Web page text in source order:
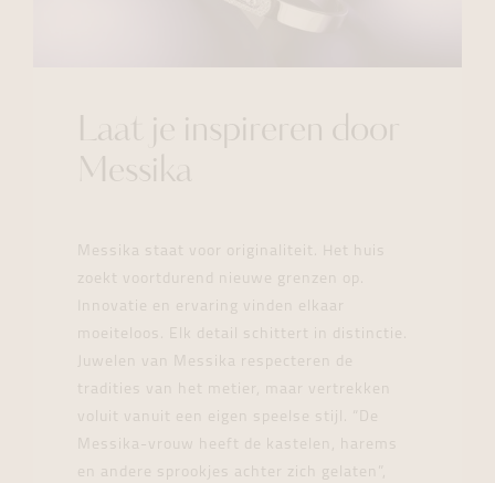
Laat je inspireren door
Messika
Messika staat voor originaliteit. Het huis
zoekt voortdurend nieuwe grenzen op.
Innovatie en ervaring vinden elkaar
moeiteloos. Elk detail schittert in distinctie.
Juwelen van Messika respecteren de
tradities van het metier, maar vertrekken
voluit vanuit een eigen speelse stijl. “De
Messika-vrouw heeft de kastelen, harems
en andere sprookjes achter zich gelaten”,